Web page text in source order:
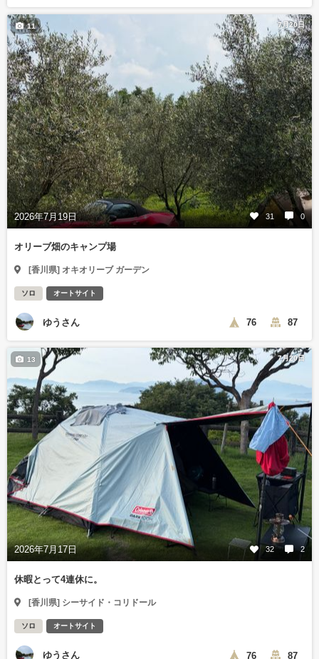
7月20日
2026年7月19日 31 0
11
オリーブ畑のキャンプ場
[香川県] オキオリーブ ガーデン
ソロ オートサイト
ゆうさん 76 87
7月20日
2026年7月17日 32 2
13
休暇とって4連休に。
[香川県] シーサイド・コリドール
ソロ オートサイト
ゆうさん 76 87